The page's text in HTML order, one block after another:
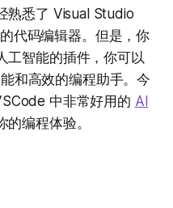
熟悉了 Visual Studio
代码编辑器。但是，你
工智能的插件，你可以
和高效的编程助手。今
中非常好用的 AI
编程体验。